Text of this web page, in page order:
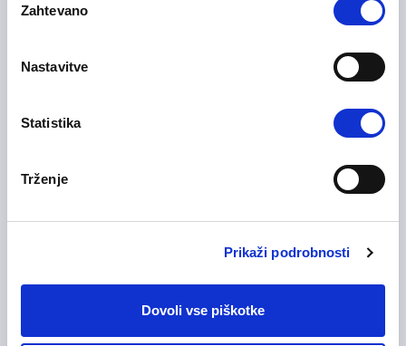
soglasja
Zahtevano
Nastavitve
Statistika
Trženje
Prikaži podrobnosti
Dovoli vse piškotke
Samostojni komercialist na
11/06/2026
Prodaja in poslovni razvoj
Servisni inženir m/ž
01/06/2026
Informacijske tehnologije
11/05/2026